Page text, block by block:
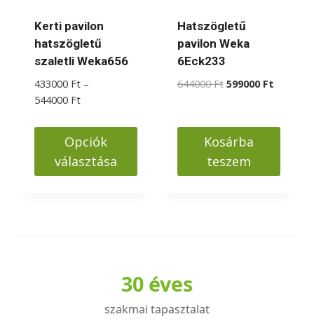
Kerti pavilon
hatszögletű
szaletli Weka656
433000 Ft –
544000 FtÁrtartomány:
-
544000 Ft
Opciók
választása
Hatszögletű
pavilon Weka
6Eck233
644000Ft Original
644000 Ft.
599000 FtCurrent
599000
Kosárba
teszem
30 éves
szakmai tapasztalat